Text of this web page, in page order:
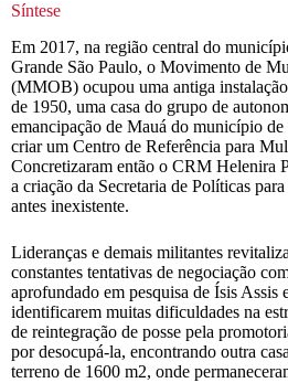
Síntese
Em 2017, na região central do
Grande São Paulo, o Movimento de
(MMOB) ocupou uma antiga
de 1950, uma casa do grupo de
emancipação de Mauá do município
criar um Centro de Referência para
Concretizaram então o CRM Helenira
a criação da Secretaria de Políticas
antes inexistente.
Lideranças e demais militantes
constantes tentativas de negociação
aprofundado em pesquisa de Ísis Assis
identificarem muitas dificuldades na
de reintegração de posse pela
por desocupá-la, encontrando outra
terreno de 1600 m2, onde